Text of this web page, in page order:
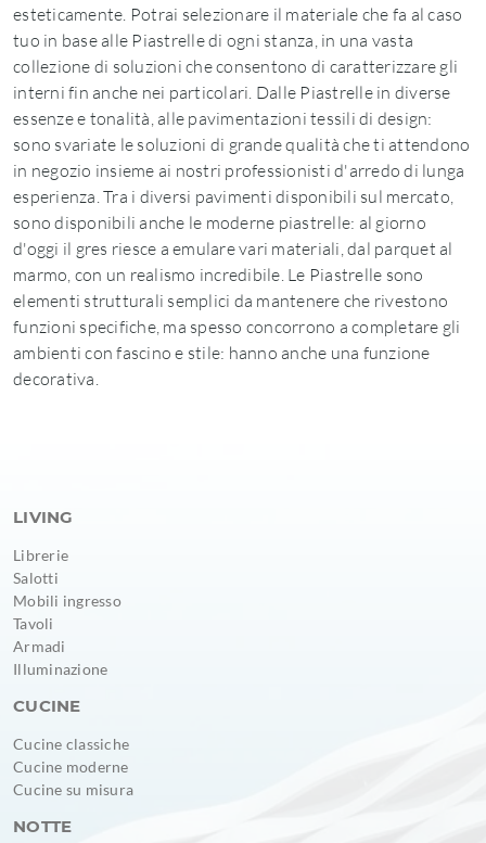
esteticamente. Potrai selezionare il materiale che fa al caso
tuo in base alle Piastrelle di ogni stanza, in una vasta
collezione di soluzioni che consentono di caratterizzare gli
interni fin anche nei particolari. Dalle Piastrelle in diverse
essenze e tonalità, alle pavimentazioni tessili di design:
sono svariate le soluzioni di grande qualità che ti attendono
in negozio insieme ai nostri professionisti d'arredo di lunga
esperienza. Tra i diversi pavimenti disponibili sul mercato,
sono disponibili anche le moderne piastrelle: al giorno
d'oggi il gres riesce a emulare vari materiali, dal parquet al
marmo, con un realismo incredibile. Le Piastrelle sono
elementi strutturali semplici da mantenere che rivestono
funzioni specifiche, ma spesso concorrono a completare gli
ambienti con fascino e stile: hanno anche una funzione
decorativa.
LIVING
Librerie
Salotti
Mobili ingresso
Tavoli
Armadi
Illuminazione
CUCINE
Cucine classiche
Cucine moderne
Cucine su misura
NOTTE